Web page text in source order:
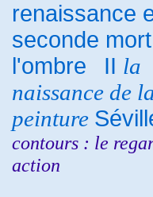
renaissance
seconde
l'ombre
II la
naissance de
peinture
contours : le
action